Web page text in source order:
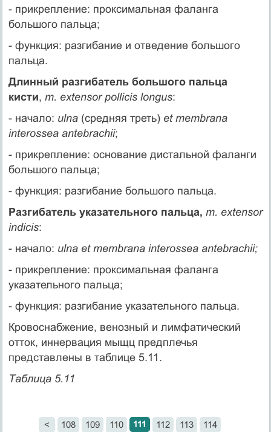
- прикрепление: проксимальная фаланга
большого пальца;
- функция: разгибание и отведение большого
пальца.
Длинный разгибатель большого пальца
кисти, m. extensor pollicis longus:
- начало: ulna(средняя треть) et membrana
interossea antebrachii;
- прикрепление: основание дистальной фаланги
большого пальца;
- функция: разгибание большого пальца.
Разгибатель указательного пальца, m. extensor
indicis:
- начало: ulna et membrana interossea antebrachii;
- прикрепление: проксимальная фаланга
указательного пальца;
- функция: разгибание указательного пальца.
Кровоснабжение, венозный и лимфатический
отток, иннервация мыщц предплечья
представлены в таблице 5.11.
Таблица 5.11
< 108 109 110 111 112 113
114